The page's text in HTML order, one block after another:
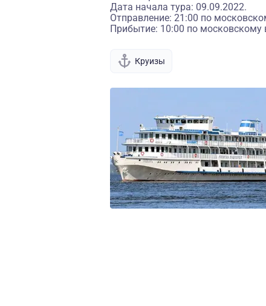
Дата начала тура: 09.09.2022.
Отправление: 21:00 по
Прибытие: 10:00 по московскому
Круизы